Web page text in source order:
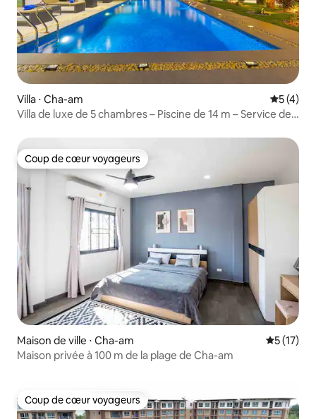
Villa ⋅ Cha-am
5 (4)
Villa de luxe de 5 chambres – Piscine de 14 m – Service de
Coup de cœur voyageurs
Coup de cœur voyageurs
Maison de ville ⋅ Cha-am
5 (17)
Maison privée à 100 m de la plage de Cha-am
Coup de cœur voyageurs
Coup de cœur voyageurs